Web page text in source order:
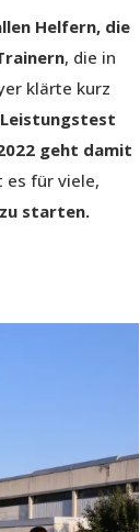
Helfern, die
, die in
klärte kurz
geht damit
es für viele,
starten.